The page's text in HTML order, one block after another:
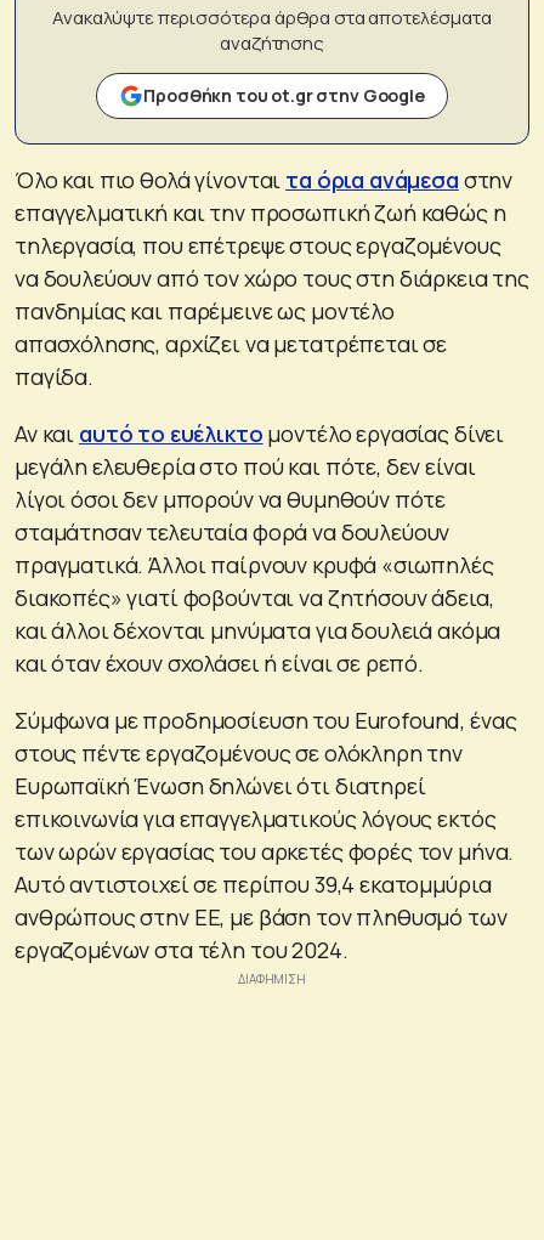
Ανακαλύψτε περισσότερα άρθρα στα αποτελέσματα
αναζήτησης
Προσθήκη του ot.gr στην Google
Όλο και πιο θολά γίνονται τα όρια ανάμεσα στην
επαγγελματική και την προσωπική ζωή καθώς η
τηλεργασία, που επέτρεψε στους εργαζομένους
να δουλεύουν από τον χώρο τους στη διάρκεια της
πανδημίας και παρέμεινε ως μοντέλο
απασχόλησης, αρχίζει να μετατρέπεται σε
παγίδα.
Αν και αυτό το ευέλικτο μοντέλο εργασίας δίνει
μεγάλη ελευθερία στο πού και πότε, δεν είναι
λίγοι όσοι δεν μπορούν να θυμηθούν πότε
σταμάτησαν τελευταία φορά να δουλεύουν
πραγματικά. Άλλοι παίρνουν κρυφά «σιωπηλές
διακοπές» γιατί φοβούνται να ζητήσουν άδεια,
και άλλοι δέχονται μηνύματα για δουλειά ακόμα
και όταν έχουν σχολάσει ή είναι σε ρεπό.
Σύμφωνα με προδημοσίευση του Eurofound, ένας
στους πέντε εργαζομένους σε ολόκληρη την
Ευρωπαϊκή Ένωση δηλώνει ότι διατηρεί
επικοινωνία για επαγγελματικούς λόγους εκτός
των ωρών εργασίας του αρκετές φορές τον μήνα.
Αυτό αντιστοιχεί σε περίπου 39,4 εκατομμύρια
ανθρώπους στην ΕΕ, με βάση τον πληθυσμό των
εργαζομένων στα τέλη του 2024.